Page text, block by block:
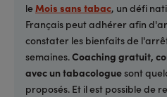
leMois sans tabac, un défi
Français peut adhérer afin
constater les bienfaits de
semaines.Coaching gratuit,
avec un tabacologuesont
proposés. Et il est possible de